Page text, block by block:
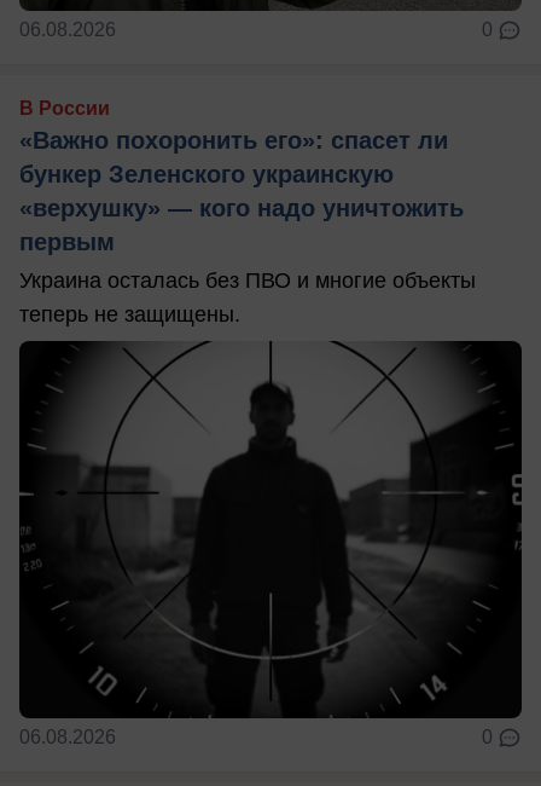
06.08.2026 0
В России
«Важно похоронить его»: спасет ли
бункер Зеленского украинскую
«верхушку» — кого надо уничтожить
первым
Украина осталась без ПВО и многие объекты
теперь не защищены.
06.08.2026 0